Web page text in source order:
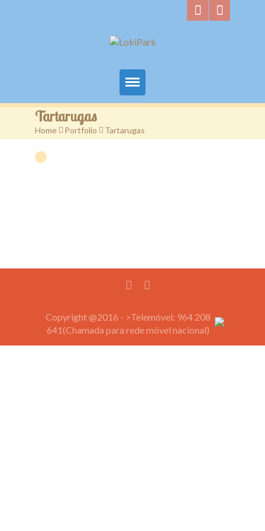
Início
Quem Somos
Tartarugas
Home > Portfolio > Tartarugas
Copyright @2016 - >Telemóvel: 964 208
641(Chamada para rede móvel nacional)